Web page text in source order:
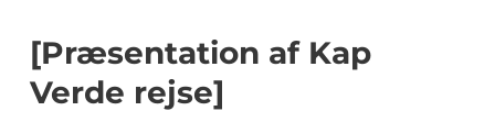
[Præsentation af Kap
Verde rejse]